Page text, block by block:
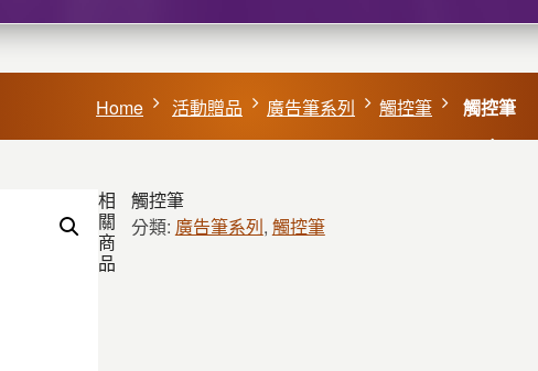
Home 活動贈品 廣告筆系列 觸控筆 觸控筆
觸控筆
分類: 廣告筆系列, 觸控筆
相
關
商
品